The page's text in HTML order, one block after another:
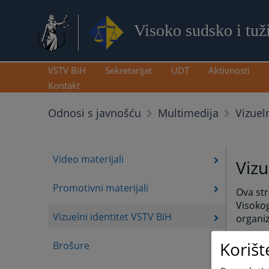
Visoko sudsko i
VSTV BiH Sekretarijat UDT Aktivnosti
Kontakt
Odnosi s javnošću Multimedija
Video materijali
Promotivni materijali
Vizuelni identitet VSTV BiH
Brošure
Ova